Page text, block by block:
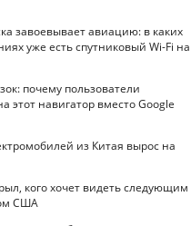
завоевывает авиацию: в каких
уже есть спутниковый Wi-Fi на
почему пользователи
этот навигатор вместо Google
из Китая вырос на
кого хочет видеть следующим
США